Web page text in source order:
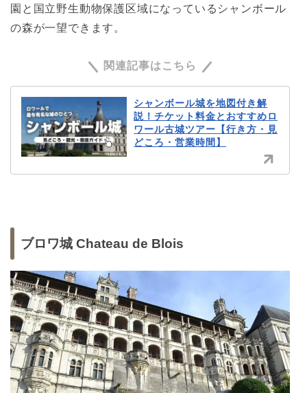
園と国立野生動物保護区域になっているシャンボール
の森が一望できます。
関連記事はこちら
シャンボール城を地図付き解
説！チケット料金とおすすめロ
ワール古城ツアー【行き方・見
どころ・営業時間】
ブロワ城 Chateau de Blois